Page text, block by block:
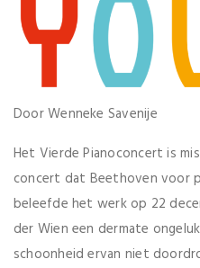
Door Wenneke Savenije
Het Vierde Pianoconcert is
concert dat Beethoven voor
beleefde het werk op 22
der Wien een dermate
schoonheid ervan niet